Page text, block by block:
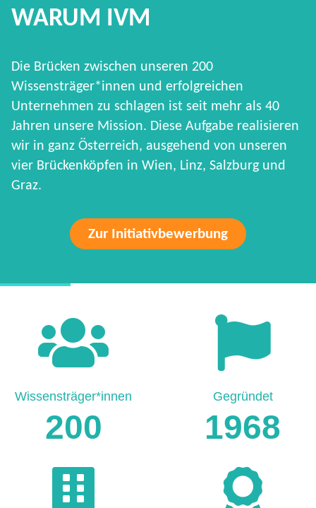
WARUM IVM
Die Brücken zwischen unseren 200
Wissensträger*innen und erfolgreichen
Unternehmen zu schlagen ist seit mehr als 40
Jahren unsere Mission. Diese Aufgabe realisieren
wir in ganz Österreich, ausgehend von unseren
vier Brückenköpfen in Wien, Linz, Salzburg und
Graz.
Zur Initiativbewerbung
200
Wissensträger*innen
1968
Gegründet